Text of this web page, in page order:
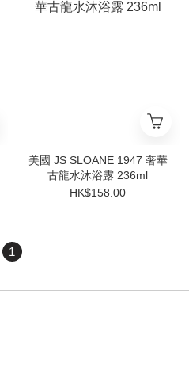
美國 JS SLOANE 1947 奢華
古龍水沐浴露 236ml
HK$158.00
1